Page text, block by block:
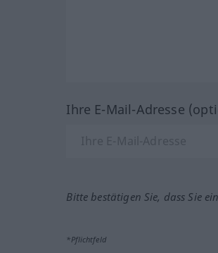
Ihre E-Mail-Adresse
Bitte bestätigen Sie, dass Sie
*Pflichtfeld